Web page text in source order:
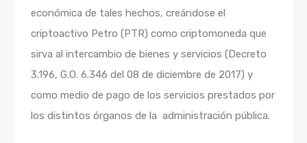
económica de tales hechos, creándose el
criptoactivo Petro (PTR) como criptomoneda que
sirva al intercambio de bienes y servicios (Decreto
3.196, G.O. 6.346 del 08 de diciembre de 2017) y
como medio de pago de los servicios prestados por
los distintos órganos de la administración pública.